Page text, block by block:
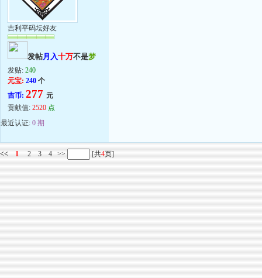
吉利平码坛好友
发帖月入十万不是梦
发贴: 240
元宝: 240 个
吉币: 277 元
贡献值: 2520 点
最近认证: 0 期
<< 1 2 3 4 >> [共4页]